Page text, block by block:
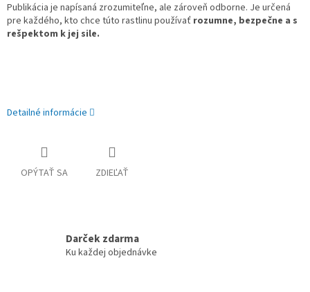
Publikácia je napísaná zrozumiteľne, ale zároveň odborne. Je určená
pre každého, kto chce túto rastlinu používať rozumne, bezpečne a s
rešpektom k jej sile.
Detailné informácie
OPÝTAŤ SA ZDIEĽAŤ
Darček zdarma
Ku každej objednávke